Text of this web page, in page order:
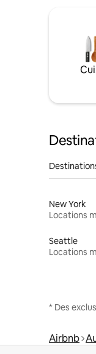
New York
Seattle
* Des
Airbnb